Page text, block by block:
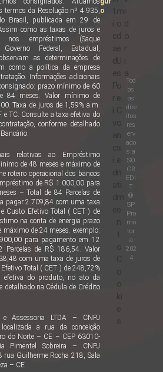
termos da Resolução nº 4.935,
Brasil, publicada em 29 de
como as taxas de juros e
nos empréstimos (Saque
Federal, Estadual,
as determinações de
como a política da empresa
Informações adicionais
prazo mínimo de 60
84 meses. Valor mínimo de
Taxa de juros de 1,59% a.m.
e TC. Consulte a taxa efetiva do
conforme detalhado
relativas ao Empréstimo
de 48 meses e máximo de
roteiro operacional dos bancos
de R$ 1.000,00 para
– Total de 84 Parcelas de
pagar 2.709,84 com uma taxa
Custo Efetivo Total ( CET ) de
na conta de energia prazo
máximo de 24 meses. exemplo:
para pagamento em 12
Parcelas de R$ 186,54. Valor
com uma taxa de juros de
Total ( CET ) de 248,72%
efetiva do produto, no ato da
detalhado na Cédula de Crédito
e Assessoria LTDA – CNPJ
a rua da conceição
do Norte – CE – CEP 63010-
Pimentel Sobreira – CNPJ
Guilherme Rocha 218, Sala
– CE
o
i
c
a
d
e
P
r
m
o
d
e
U
s
o
e
o
ki
e
s
i
d
o
r
i
a
Tod
os
os
dire
itos
res
erv
ado
s a
SO
CR
EDI
T
®
SP
Pro
mo
tor
a
202
4